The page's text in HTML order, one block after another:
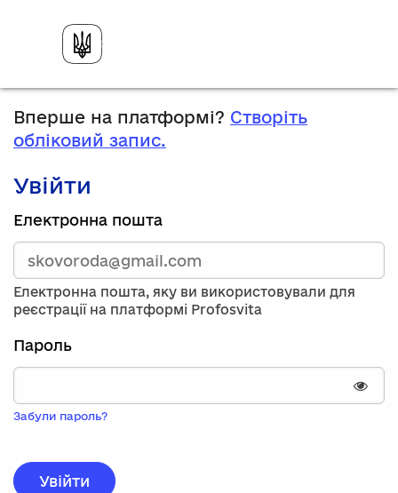
Вперше на платформі? Створіть
обліковий запис.
Увійти
Зареєструйтесь,
використавши
електронну
адресу
та
пароль.
Якщо
вас
немає
запису,
натисніть
реєстрації.
Електронна пошта
Електронна пошта, яку ви використовували для
реєстрації на платформі Profosvita
Пароль
Забули пароль?
Увійти